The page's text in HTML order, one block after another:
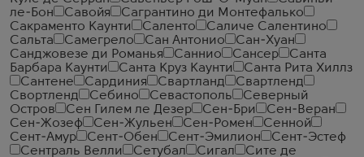
ле-Бон
Савойя
Сагрантино ди Монтефалько
Сакраменто Каунти
Саленто
Саличе Салентино
Сальта
Самегрело Сан Антонио
Сан-Хуан
Санджовезе ди Романья
Саннио Сансер
Санта
Барбара Каунти
Санта Круз Каунти
Санта Рита Хиллз
Сантене
Сардиния Свартланд
Свартленд
Свортленд
Себино Севастополь
Северный
Остров
Сен Гилем ле Дезер Сен-Бри
Сен-Веран
Сен-Жозеф
Сен-Жульен Сен-Ромен
Сенной
Сент-Амур
Сент-Обен Сент-Эмилион
Сент-Эстеф
Сентраль Велли
Сетубал Сигал
Сите де